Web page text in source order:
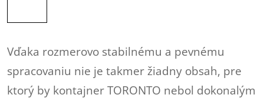
Vďaka rozmerovo stabilnému a pevnému
spracovaniu nie je takmer žiadny obsah, pre
ktorý by kontajner TORONTO nebol dokonalým